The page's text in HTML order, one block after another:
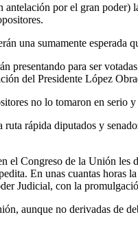
antelación por el gran
una sumamente
presentando para ser
del Presidente López
no lo tomaron en
rápida diputados y
el Congreso de la Unión
En unas cuantas
Judicial, con la
aunque no derivadas de